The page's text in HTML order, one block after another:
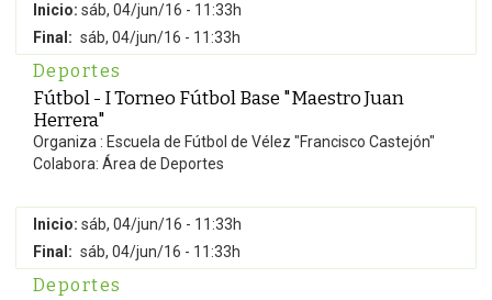
Inicio: sáb, 04/jun/16 - 11:33h
Final: sáb, 04/jun/16 - 11:33h
Deportes
Fútbol - I Torneo Fútbol Base "Maestro Juan
Herrera"
Organiza : Escuela de Fútbol de Vélez "Francisco Castejón"
Colabora: Área de Deportes
Inicio: sáb, 04/jun/16 - 11:33h
Final: sáb, 04/jun/16 - 11:33h
Deportes